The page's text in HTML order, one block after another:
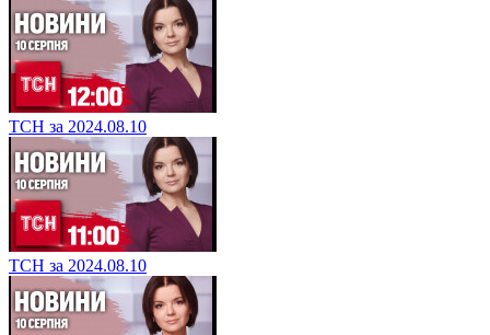
ТСН за 2024.08.10
ТСН за 2024.08.10